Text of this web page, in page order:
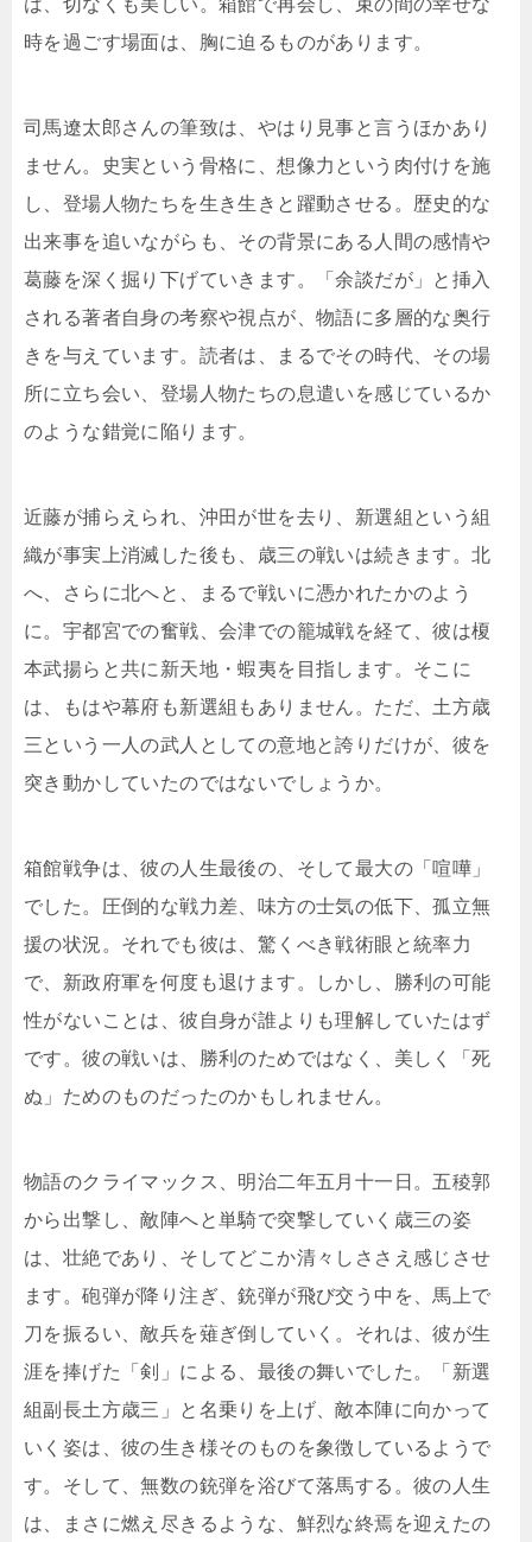
は、切なくも美しい。箱館で再会し、束の間の幸せな
時を過ごす場面は、胸に迫るものがあります。
司馬遼太郎さんの筆致は、やはり見事と言うほかあり
ません。史実という骨格に、想像力という肉付けを施
し、登場人物たちを生き生きと躍動させる。歴史的な
出来事を追いながらも、その背景にある人間の感情や
葛藤を深く掘り下げていきます。「余談だが」と挿入
される著者自身の考察や視点が、物語に多層的な奥行
きを与えています。読者は、まるでその時代、その場
所に立ち会い、登場人物たちの息遣いを感じているか
のような錯覚に陥ります。
近藤が捕らえられ、沖田が世を去り、新選組という組
織が事実上消滅した後も、歳三の戦いは続きます。北
へ、さらに北へと、まるで戦いに憑かれたかのよう
に。宇都宮での奮戦、会津での籠城戦を経て、彼は榎
本武揚らと共に新天地・蝦夷を目指します。そこに
は、もはや幕府も新選組もありません。ただ、土方歳
三という一人の武人としての意地と誇りだけが、彼を
突き動かしていたのではないでしょうか。
箱館戦争は、彼の人生最後の、そして最大の「喧嘩」
でした。圧倒的な戦力差、味方の士気の低下、孤立無
援の状況。それでも彼は、驚くべき戦術眼と統率力
で、新政府軍を何度も退けます。しかし、勝利の可能
性がないことは、彼自身が誰よりも理解していたはず
です。彼の戦いは、勝利のためではなく、美しく「死
ぬ」ためのものだったのかもしれません。
物語のクライマックス、明治二年五月十一日。五稜郭
から出撃し、敵陣へと単騎で突撃していく歳三の姿
は、壮絶であり、そしてどこか清々しささえ感じさせ
ます。砲弾が降り注ぎ、銃弾が飛び交う中を、馬上で
刀を振るい、敵兵を薙ぎ倒していく。それは、彼が生
涯を捧げた「剣」による、最後の舞いでした。「新選
組副長土方歳三」と名乗りを上げ、敵本陣に向かって
いく姿は、彼の生き様そのものを象徴しているようで
す。そして、無数の銃弾を浴びて落馬する。彼の人生
は、まさに燃え尽きるような、鮮烈な終焉を迎えたの